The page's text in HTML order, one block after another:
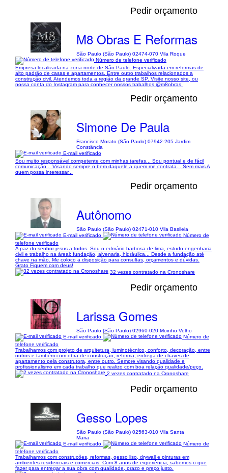
Pedir orçamento
M8 Obras E Reformas
São Paulo (São Paulo) 02474-070 Vila Roque
Número de telefone verificado
Empresa localizada na zona norte de São Paulo. Especializada em reformas de
alto padrão de casas e apartamentos. Entre outro trabalhos relacionados a
construção civil. Atendemos toda a região da grande SP. Visite nosso site, ou
nossa conta do Instagram para conhecer nossos trabalhos @m8obras.
Pedir orçamento
Simone De Paula
Francisco Morato (São Paulo) 07942-205 Jardim
Constância
E-mail verificado
Sou muito responsável competente com minhas tarefas... Sou pontual e de fácil
comunicação... Visando sempre o bem daquele a quem me contrata... Sem mais A
quem possa interessar...
Pedir orçamento
Autônomo
São Paulo (São Paulo) 02471-010 Vila Basileia
E-mail verificado
Número de
telefone verificado
A paz do senhor jesus a todos. Sou o edmário barbosa de lima, estudo engenharia
civil e trabalho na áreal: fundação, alvenaria, hidráulica... Desde a fundação até
chave na mão. Me coloco a disposição para consultas, orçamentos e dúvidas.
Grato Fiquem com deus!
32 vezes contratado na Cronoshare
Pedir orçamento
Larissa Gomes
São Paulo (São Paulo) 02960-020 Moinho Velho
E-mail verificado
Número de
telefone verificado
Trabalhamos com projeto de arquitetura, luminotécnico, conforto, decoração, entre
outros e também com obra de construção, reforma, entrega de chaves de
apartamento pela construtora, entre outro. Sempre visando qualidade e
profissionalismo em cada trabalho que realizo com boa relação qualidade/peço.
2 vezes contratado na Cronoshare
Pedir orçamento
Gesso Lopes
São Paulo (São Paulo) 02563-010 Vila Santa
Maria
E-mail verificado
Número de
telefone verificado
Trabalhamos com construcões, reformas, gesso liso, drywall e pinturas em
ambientes residenciais e comerciais. Com 8 anos de experiência, sabemos o que
fazer para entregar a sua obra com qualidade, prazo e preço justo.